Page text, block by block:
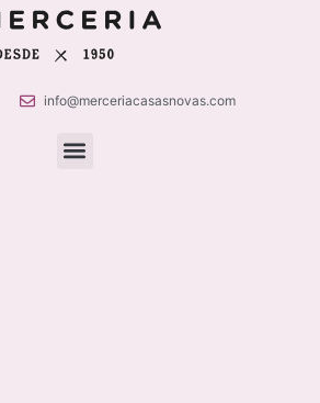
info@merceriacasasnovas.com